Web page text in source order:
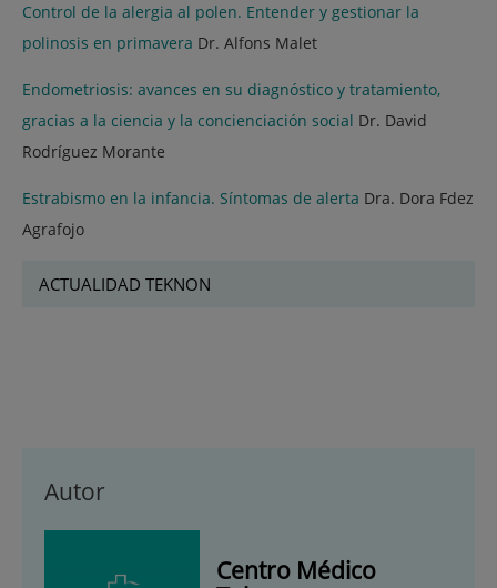
Control de la alergia al polen. Entender y gestionar la
polinosis en primavera Dr. Alfons Malet
Endometriosis: avances en su diagnóstico y tratamiento,
gracias a la ciencia y la concienciación social Dr. David
Rodríguez Morante
Estrabismo en la infancia. Síntomas de alerta Dra. Dora Fdez
Agrafojo
ACTUALIDAD TEKNON
Autor
Centro Médico